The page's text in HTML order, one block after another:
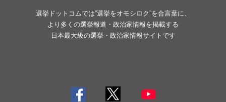
選挙ドットコムでは”選挙をオモシロク”を合言葉に、
より多くの選挙報道・政治家情報を掲載する
日本最大級の選挙・政治家情報サイトです